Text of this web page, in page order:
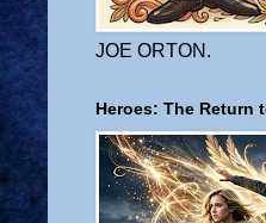
JOE ORTON.
Heroes: The Return